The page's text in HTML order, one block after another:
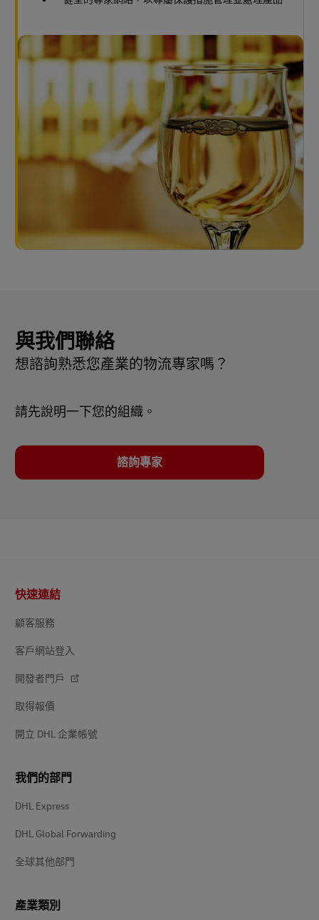
與我們聯絡
想諮詢熟悉您產業的物流專家嗎？
請先說明一下您的組織。
諮詢專家
頁
尾
快速連結
顧客服務
客戶網站登入
開發者門戶
取得報價
開立 DHL 企業帳號
我們的部門
DHL Express
DHL Global Forwarding
全球其他部門
產業類別